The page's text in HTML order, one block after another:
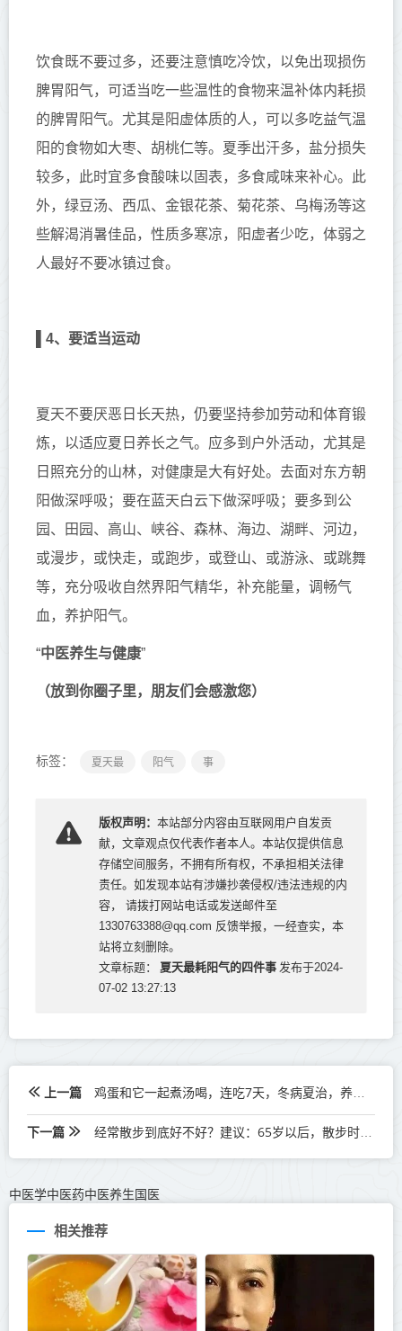
饮食既不要过多，还要注意慎吃冷饮，以免出现损伤
脾胃阳气，可适当吃一些温性的食物来温补体内耗损
的脾胃阳气。尤其是阳虚体质的人，可以多吃益气温
阳的食物如大枣、胡桃仁等。夏季出汗多，盐分损失
较多，此时宜多食酸味以固表，多食咸味来补心。此
外，绿豆汤、西瓜、金银花茶、菊花茶、乌梅汤等这
些解渴消暑佳品，性质多寒凉，阳虚者少吃，体弱之
人最好不要冰镇过食。
4、要适当运动
夏天不要厌恶日长天热，仍要坚持参加劳动和体育锻
炼，以适应夏日养长之气。应多到户外活动，尤其是
日照充分的山林，对健康是大有好处。去面对东方朝
阳做深呼吸；要在蓝天白云下做深呼吸；要多到公
园、田园、高山、峡谷、森林、海边、湖畔、河边，
或漫步，或快走，或跑步，或登山、或游泳、或跳舞
等，充分吸收自然界阳气精华，补充能量，调畅气
血，养护阳气。
“中医养生与健康”
（放到你圈子里，朋友们会感激您）
标签： 夏天最 阳气 事
版权声明： 本站部分内容由互联网用户自发贡
献，文章观点仅代表作者本人。本站仅提供信息
存储空间服务，不拥有所有权，不承担相关法律
责任。如发现本站有涉嫌抄袭侵权/违法违规的内
容， 请拨打网站电话或发送邮件至
1330763388@qq.com 反馈举报，一经查实，本
站将立刻删除。
文章标题：
夏天最耗阳气的四件事 发布于2024-
07-02 13:27:13
上一篇 鸡蛋和它一起煮汤喝，连吃7天，冬病夏治，养心安神~
下一篇 经常散步到底好不好？建议：65岁以后，散步时要注意好这4点
中医学中医药中医养生国医
相关推荐